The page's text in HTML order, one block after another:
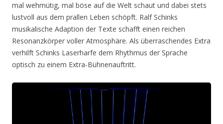
mal wehmütig, mal böse auf die Welt schaut und dabei stets
lustvoll aus dem prallen Leben schöpft. Ralf Schinks
musikalische Adaption der Texte schafft einen reichen
Resonanzkörper voller Atmosphäre. Als überraschendes Extra
verhilft Schinks Laserharfe dem Rhythmus der Sprache
optisch zu einem Extra-Bühnenauftritt.